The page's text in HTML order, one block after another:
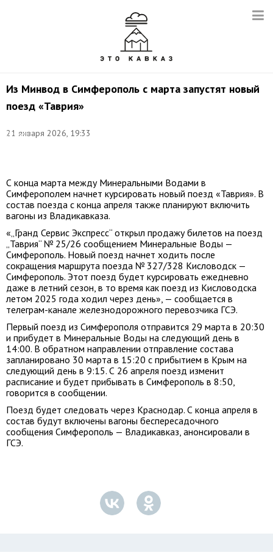
Из Минвод в Симферополь с марта запустят новый
поезд «Таврия»
21 января 2026, 19:33
Сергей
С конца марта между Минеральными Водами в
Симферополем начнет курсировать новый поезд «Таврия». В
состав поезда с конца апреля также планируют включить
вагоны из Владикавказа.
«„Гранд Сервис Экспресс“ открыл продажу билетов на поезд
„Таврия“ № 25/26 сообщением Минеральные Воды —
Симферополь. Новый поезд начнет ходить после
сокращения маршрута поезда № 327/328 Кисловодск —
Симферополь. Этот поезд будет курсировать ежедневно
даже в летний сезон, в то время как поезд из Кисловодска
летом 2025 года ходил через день», — сообщается в
телеграм-канале железнодорожного перевозчика ГСЭ.
Первый поезд из Симферополя отправится 29 марта в 20:30
и прибудет в Минеральные Воды на следующий день в
14:00. В обратном направлении отправление состава
запланировано 30 марта в 15:20 с прибытием в Крым на
следующий день в 9:15. С 26 апреля поезд изменит
расписание и будет прибывать в Симферополь в 8:50,
говорится в сообщении.
Поезд будет следовать через Краснодар. С конца апреля в
состав будут включены вагоны беспересадочного
сообщения Симферополь — Владикавказ, анонсировали в
ГСЭ.